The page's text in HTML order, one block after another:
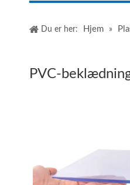
Du er her: Hjem »
PVC-